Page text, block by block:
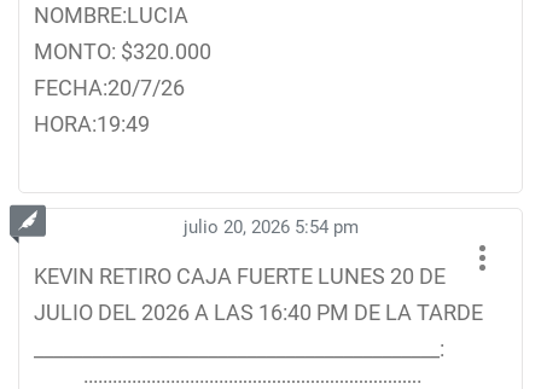
NOMBRE:LUCIA
MONTO: $320.000
FECHA:20/7/26
HORA:19:49
julio 20, 2026 5:54 pm
KEVIN RETIRO CAJA FUERTE LUNES 20 DE
JULIO DEL 2026 A LAS 16:40 PM DE LA TARDE
__________________________________________: